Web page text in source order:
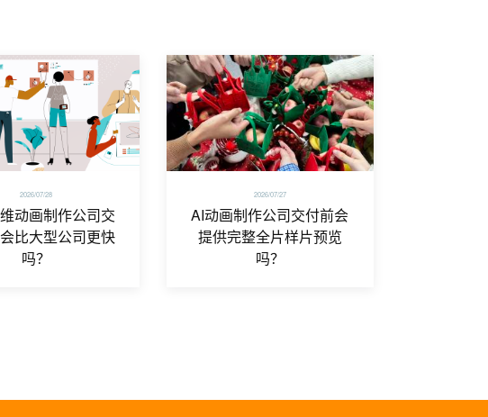
2026/07/28
动画制作公司交
比大型公司更快
吗？
2026/07/27
AI动画制作公司交付前会
提供完整全片样片预览
吗？